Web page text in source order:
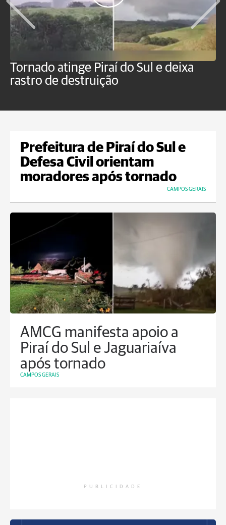
Tornado atinge Piraí do Sul e deixa
rastro de destruição
Prefeitura de Piraí do Sul e
Defesa Civil orientam
moradores após tornado
CAMPOS GERAIS
AMCG manifesta apoio a
Piraí do Sul e Jaguariaíva
após tornado
CAMPOS GERAIS
PUBLICIDADE